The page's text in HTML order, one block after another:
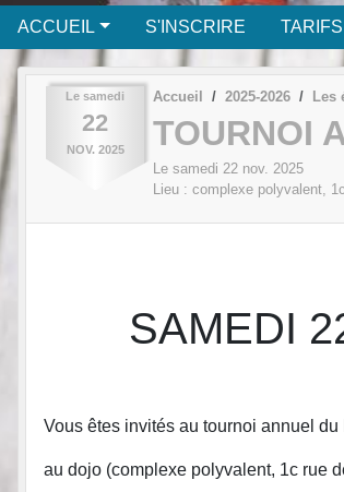
ACCUEIL S'INSCRIRE TARIFS
Le samedi
22
NOV. 2025
Accueil 2025-2026 Les
TOURNOI
Le samedi 22 nov. 2025
Lieu : complexe polyvalent,
SAMEDI
Vous êtes invités au tournoi annuel
au dojo (complexe polyvalent, 1c rue